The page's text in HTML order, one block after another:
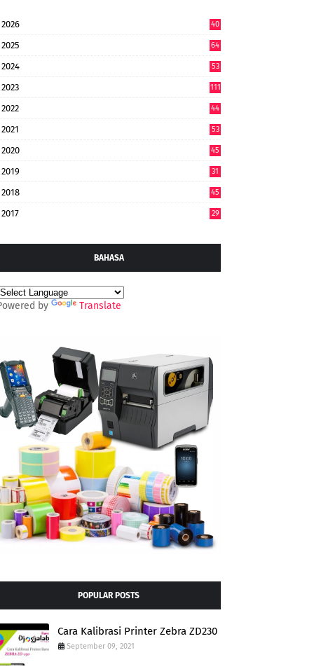
2026
40
2025
64
2024
53
2023 111
2022
44
2021 53
2020 45
2019 31
2018 45
2017 29
BAHASA
by Translate
POPULAR POSTS
Cara Kalibrasi Printer Zebra ZD230
September 09, 2021